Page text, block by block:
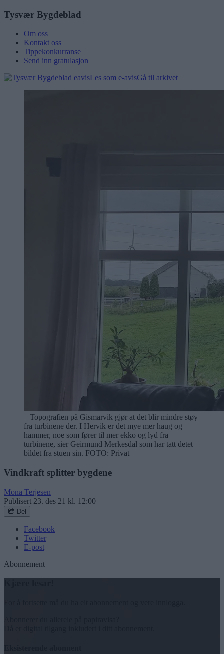
Tysvær Bygdeblad
Om oss
Kontakt oss
Tippekonkurranse
Send inn gratulasjon
Les som e-avisGå til arkivet
– Topografien på Gismarvik gjør at det blir mindre støy
fra turbinene der. I Hervik er det mye mer haug og
hammer, noe som fører til mer ekko og lyd fra
turbinene, sier Geirmund Merkesdal som har tatt detet
bildet fra stuen sin. FOTO: Privat
Vindkraft splitter bygdene
Mona Terjesen
Publisert 23. des 21 kl. 12:00
Del
Facebook
Twitter
E-post
Abonnement